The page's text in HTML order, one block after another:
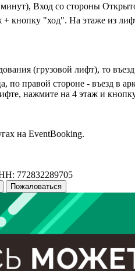
Вход со стороны
кнопку "ход". На этаже из
(грузовой лифт), то
по правой стороне - въезд в
нажмите на 4 этаж и
на EventBooking.
772832289705
Пожаловаться